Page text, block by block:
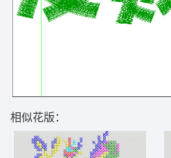
相似花版：